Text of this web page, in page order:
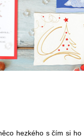
hezkého s čím si